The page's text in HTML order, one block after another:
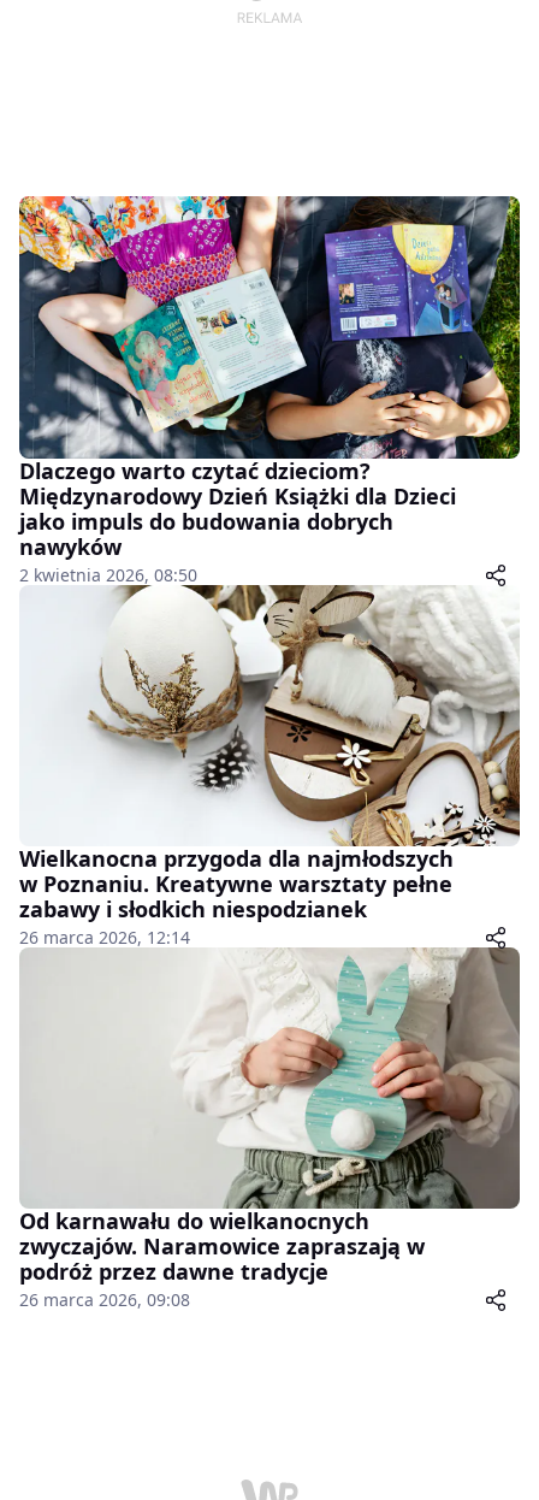
Dlaczego warto czytać dzieciom?
Międzynarodowy Dzień Książki dla Dzieci
jako impuls do budowania dobrych
nawyków
2 kwietnia 2026, 08:50
Wielkanocna przygoda dla najmłodszych
w Poznaniu. Kreatywne warsztaty pełne
zabawy i słodkich niespodzianek
26 marca 2026, 12:14
Od karnawału do wielkanocnych
zwyczajów. Naramowice zapraszają w
podróż przez dawne tradycje
26 marca 2026, 09:08